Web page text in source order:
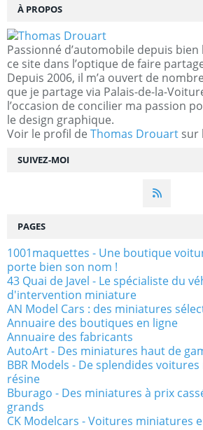
SUIVEZ-MOI
À PROPOS
Passionné d’automobile depuis bien
ce site dans l’optique de faire
Depuis 2006, il m’a ouvert de
que je partage via Palais-de-la-
l’occasion de concilier ma passion
le design graphique.
Voir le profil de Thomas Drouart sur
PAGES
1001maquettes - Une boutique
porte bien son nom !
43 Quai de Javel - Le spécialiste du
d'intervention miniature
AN Model Cars : des miniatures
Annuaire des boutiques en ligne
Annuaire des fabricants
AutoArt - Des miniatures haut de
BBR Models - De splendides
résine
Bburago - Des miniatures à prix
grands
CK Modelcars - Voitures miniatures